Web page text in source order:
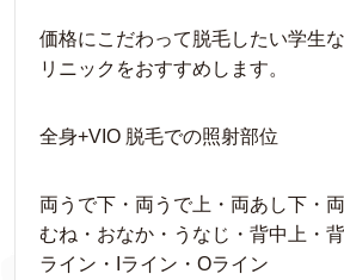
価格にこだわって脱毛したい学生
リニックをおすすめします。
全身+VIO 脱毛での照射部位
両うで下・両うで上・両あし下・
むね・おなか・うなじ・背中上・
ライン・Iライン・Oライン